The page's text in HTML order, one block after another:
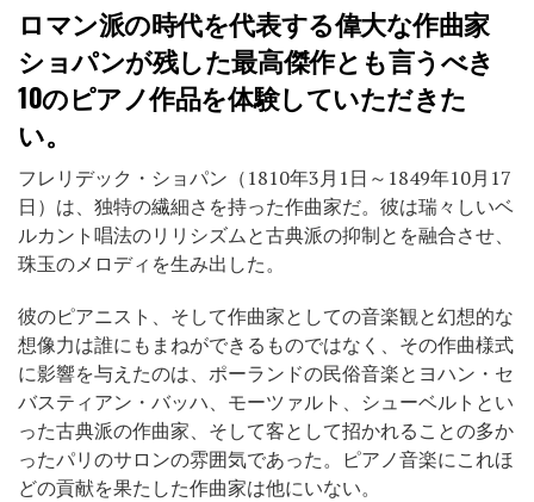
ロマン派の時代を代表する偉大な作曲家
ショパンが残した最高傑作とも言うべき
10のピアノ作品を体験していただきた
い。
フレリデック・ショパン（1810年3月1日～1849年10月17
日）は、独特の繊細さを持った作曲家だ。彼は瑞々しいベ
ルカント唱法のリリシズムと古典派の抑制とを融合させ、
珠玉のメロディを生み出した。
彼のピアニスト、そして作曲家としての音楽観と幻想的な
想像力は誰にもまねができるものではなく、その作曲様式
に影響を与えたのは、ポーランドの民俗音楽とヨハン・セ
バスティアン・バッハ、モーツァルト、シューベルトとい
った古典派の作曲家、そして客として招かれることの多か
ったパリのサロンの雰囲気であった。ピアノ音楽にこれほ
どの貢献を果たした作曲家は他にいない。